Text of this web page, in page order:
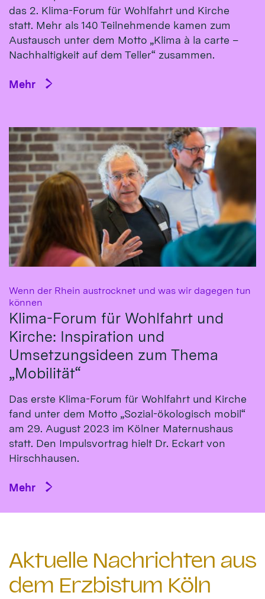
das 2. Klima-Forum für Wohlfahrt und Kirche
statt. Mehr als 140 Teilnehmende kamen zum
Austausch unter dem Motto „Klima à la carte –
Nachhaltigkeit auf dem Teller“ zusammen.
Mehr
Wenn der Rhein austrocknet und was wir dagegen tun
können
Klima-Forum für Wohlfahrt und
Kirche: Inspiration und
Umsetzungsideen zum Thema
„Mobilität“
Das erste Klima-Fo­rum für Wohl­fahrt und Kirche
fand un­ter dem Mot­to „So­zial-öko­logisch mo­bil“
am 29. Au­gust 2023 im Köl­ner Ma­ternus­haus
statt. Den Impulsvortrag hielt Dr. Eckart von
Hirsch­hausen.
Mehr
Aktuelle Nachrichten aus
dem Erzbistum Köln